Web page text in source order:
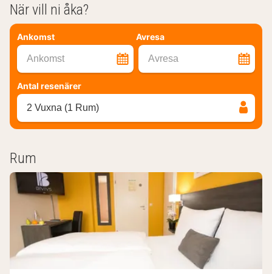
När vill ni åka?
Ankomst Avresa
Ankomst Avresa
Antal resenärer
2 Vuxna (1 Rum)
Rum